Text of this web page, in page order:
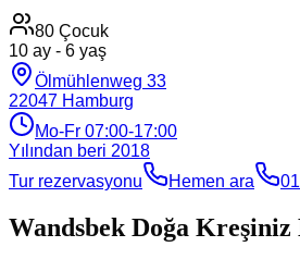
80 Çocuk
10 ay - 6 yaş
Ölmühlenweg 33
22047 Hamburg
Mo-Fr 07:00-17:00
Yılından beri 2018
Tur rezervasyonu
Hemen ara
Wandsbek Doğa